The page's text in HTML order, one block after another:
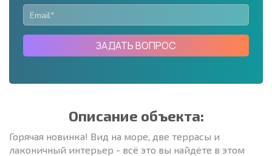
ЗАДАТЬ ВОПРОС
Описание объекта:
Горячая новинка! Вид на море, две террасы и
лаконичный интерьер - всё это вы найдёте в этом